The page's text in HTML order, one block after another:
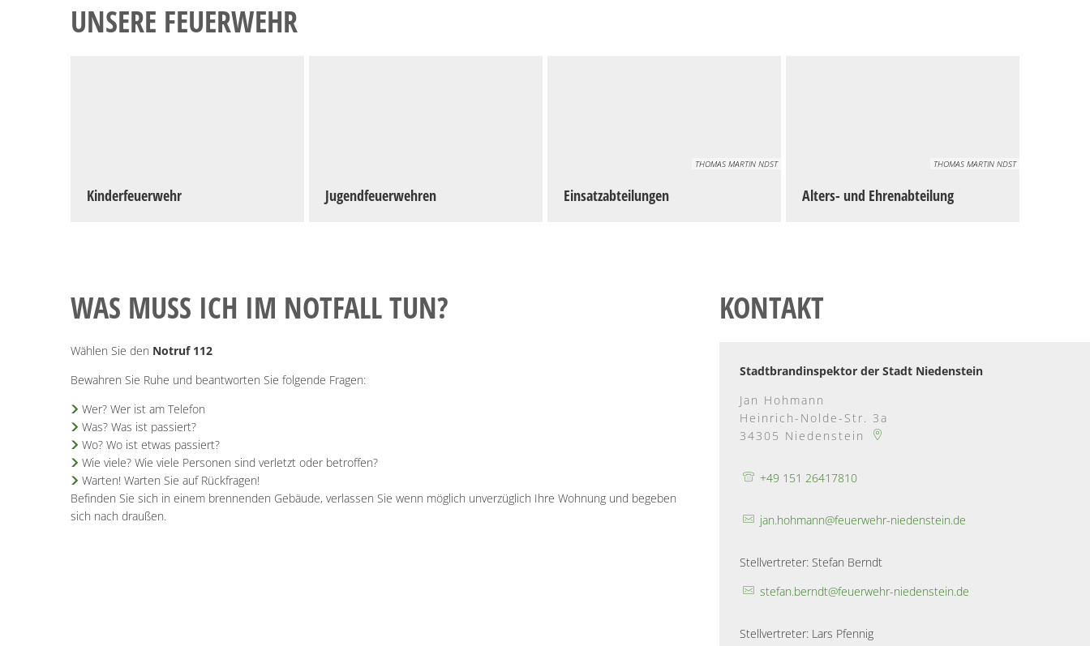
UNSERE FEUERWEHR
Kinderfeuerwehr Jugendfeuerwehren
THOMAS MARTIN NDST
Einsatzabteilungen
THOMAS MARTIN NDST
Alters- und Ehrenabteilung
WAS MUSS ICH IM NOTFALL TUN?
Wählen Sie den Notruf 112
Bewahren Sie Ruhe und beantworten Sie folgende Fragen:
Wer? Wer ist am Telefon
Was? Was ist passiert?
Wo? Wo ist etwas passiert?
Wie viele? Wie viele Personen sind verletzt oder betroffen?
Warten! Warten Sie auf Rückfragen!
Befinden Sie sich in einem brennenden Gebäude, verlassen Sie wenn möglich unverzüglich Ihre Wohnung und begeben
sich nach draußen.
KONTAKT
Stadtbrandinspektor der Stadt Niedenstein
Jan Hohmann
Heinrich-Nolde-Str. 3a
34305 Niedenstein
+49 151 26417810
jan.hohmann@feuerwehr-niedenstein.de
Stellvertreter: Stefan Berndt
stefan.berndt@feuerwehr-niedenstein.de
Stellvertreter: Lars Pfennig